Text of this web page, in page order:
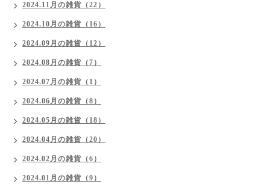
2024.11月の雑貨（22）
2024.10月の雑貨（16）
2024.09月の雑貨（12）
2024.08月の雑貨（7）
2024.07月の雑貨（1）
2024.06月の雑貨（8）
2024.05月の雑貨（18）
2024.04月の雑貨（20）
2024.02月の雑貨（6）
2024.01月の雑貨（9）